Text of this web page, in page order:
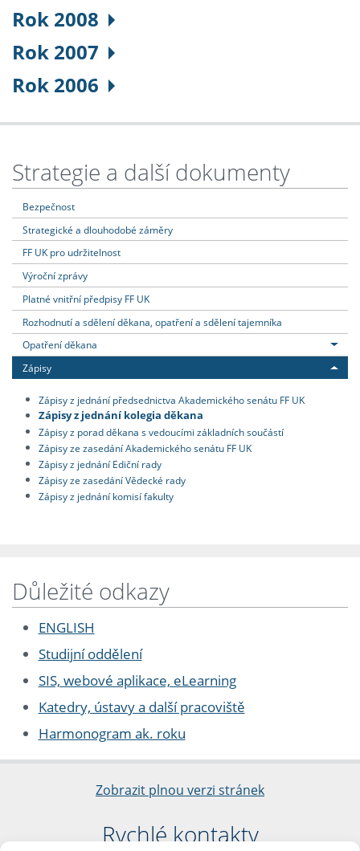
Rok 2008
Rok 2007
Rok 2006
Strategie a další dokumenty
Bezpečnost
Strategické a dlouhodobé záměry
FF UK pro udržitelnost
Výroční zprávy
Platné vnitřní předpisy FF UK
Rozhodnutí a sdělení děkana, opatření a sdělení tajemníka
Opatření děkana
Zápisy
Zápisy z jednání předsednictva Akademického senátu FF UK
Zápisy z jednání kolegia děkana
Zápisy z porad děkana s vedoucími základních součástí
Zápisy ze zasedání Akademického senátu FF UK
Zápisy z jednání Ediční rady
Zápisy ze zasedání Vědecké rady
Zápisy z jednání komisí fakulty
Důležité odkazy
ENGLISH
Studijní oddělení
SIS, webové aplikace, eLearning
Katedry, ústavy a další pracoviště
Harmonogram ak. roku
Zobrazit plnou verzi stránek
Rychlé kontakty